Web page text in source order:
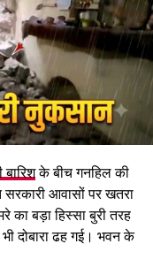
फैसले
में 30 हेक्टेयर जमीन
बारिशके बीच गनहिल की
सरकारी आवासों पर खतरा
बड़ा हिस्सा बुरी तरह
दोबारा ढह गई। भवन के